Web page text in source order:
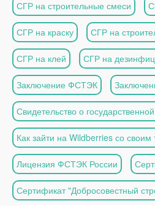
СГР на строительные смеси
СГР на краску СГР на
СГР на клей СГР на
Заключение ФСТЭК
Свидетельство о
Как зайти на Wildberries со своим
Лицензия ФСТЭК России
Сертификат "Добросовестный